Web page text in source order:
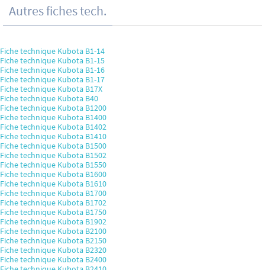
Autres fiches tech.
Fiche technique Kubota B1-14
Fiche technique Kubota B1-15
Fiche technique Kubota B1-16
Fiche technique Kubota B1-17
Fiche technique Kubota B17X
Fiche technique Kubota B40
Fiche technique Kubota B1200
Fiche technique Kubota B1400
Fiche technique Kubota B1402
Fiche technique Kubota B1410
Fiche technique Kubota B1500
Fiche technique Kubota B1502
Fiche technique Kubota B1550
Fiche technique Kubota B1600
Fiche technique Kubota B1610
Fiche technique Kubota B1700
Fiche technique Kubota B1702
Fiche technique Kubota B1750
Fiche technique Kubota B1902
Fiche technique Kubota B2100
Fiche technique Kubota B2150
Fiche technique Kubota B2320
Fiche technique Kubota B2400